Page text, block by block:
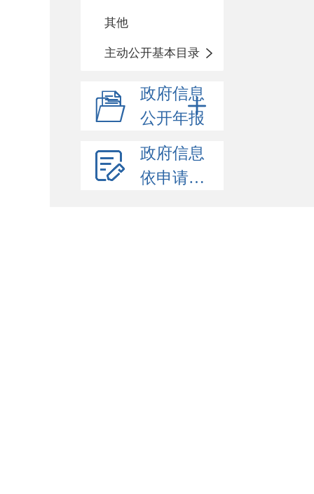
其他
主动公开基本目录
政府信息
公开年报
政府信息
依申请公开